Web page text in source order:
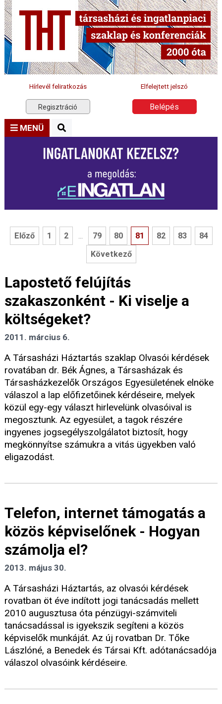
Hírlevél feliratkozás Elfelejtett jelszó
Regisztráció Belépés
MENÜ
Előző 1 2 ... 79 80 81 82 83
84
Következő
Lapostető felújítás
szakaszonként - Ki viselje a
költségeket?
2011. március 6.
A Társasházi Háztartás szaklap Olvasói kérdések
rovatában dr. Bék Ágnes, a Társasházak és
Társasházkezelők Országos Egyesületének elnöke
válaszol a lap előfizetőinek kérdéseire, melyek
közül egy-egy választ hirlevelünk olvasóival is
megosztunk. Az egyesület, a tagok részére
ingyenes jogsegélyszolgálatot biztosít, hogy
megkönnyítse számukra a vitás ügyekben való
eligazodást.
Telefon, internet támogatás a
közös képviselőnek - Hogyan
számolja el?
2013. május 30.
A Társasházi Háztartás, az olvasói kérdések
rovatban öt éve indított jogi tanácsadás mellett
2010 augusztusa óta pénzügyi-számviteli
tanácsadással is igyekszik segíteni a közös
képviselők munkáját. Az új rovatban Dr. Tőke
Lászlóné, a Benedek és Társai Kft. adótanácsadója
válaszol olvasóink kérdéseire.